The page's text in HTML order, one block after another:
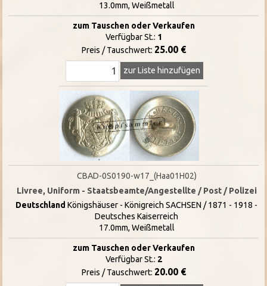
13.0mm, Weißmetall
zum Tauschen oder Verkaufen
Verfügbar St.: 1
Preis / Tauschwert: 25.00 €
zur Liste hinzufügen
CBAD-0S0190-w17_(Haa01H02)
Livree, Uniform - Staatsbeamte/Angestellte / Post / Polizei
Deutschland Königshäuser - Königreich SACHSEN / 1871 - 1918 -
Deutsches Kaiserreich
17.0mm, Weißmetall
zum Tauschen oder Verkaufen
Verfügbar St.: 2
Preis / Tauschwert: 20.00 €